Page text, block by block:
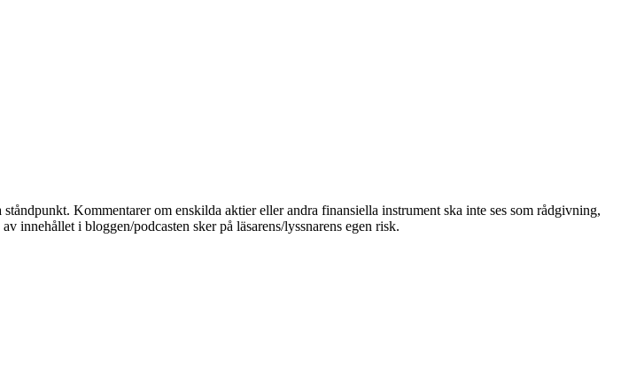
Kommentarer om enskilda aktier eller andra finansiella instrument ska inte ses som rådgivning,
innehållet i bloggen/podcasten sker på läsarens/lyssnarens egen risk.